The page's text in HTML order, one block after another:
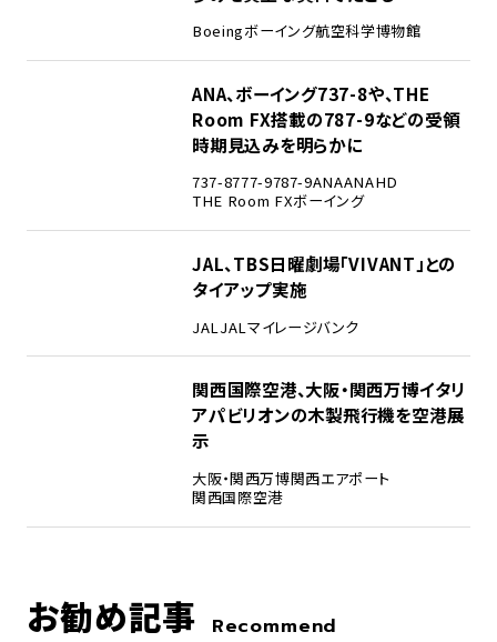
Boeingボーイング航空科学博物館
ANA、ボーイング737-8や、THE
Room FX搭載の787-9などの受領
時期見込みを明らかに
737-8777-9787-9ANAANAHD
THE Room FXボーイング
JAL、TBS日曜劇場「VIVANT」との
タイアップ実施
JAL JALマイレージバンク
関西国際空港、大阪・関西万博イタリ
アパビリオンの木製飛行機を空港展
示
大阪・関西万博関西エアポート
関西国際空港
お勧め記事 Recommend